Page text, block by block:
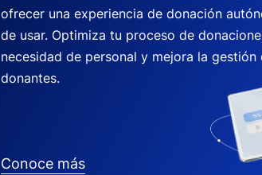
ofrecer una experiencia de donación
de usar. Optimiza tu proceso de
necesidad de personal y mejora la gestión
donantes.
Conoce más